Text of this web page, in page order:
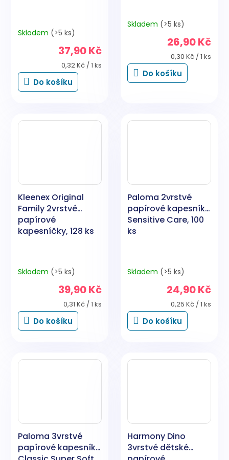
Skladem (>5 ks)
37,90 Kč
Měrná
cena:
0,32 Kč / 1 ks
Do košíku
Průměrné
5,0
5
Skladem (>5 ks)
26,90 Kč
Měrná
cena:
0,30 Kč / 1 ks
Do košíku
Kleenex Original
Family 2vrstvé
papírové
kapesníčky, 128 ks
Skladem (>5 ks)
39,90 Kč
Měrná
cena:
0,31 Kč / 1 ks
Do košíku
Paloma 2vrstvé
papírové kapesníky
Sensitive Care, 100
ks
Skladem (>5 ks)
24,90 Kč
Měrná
cena:
0,25 Kč / 1 ks
Do košíku
Paloma 3vrstvé
papírové kapesníky
Harmony Dino
3vrstvé dětské